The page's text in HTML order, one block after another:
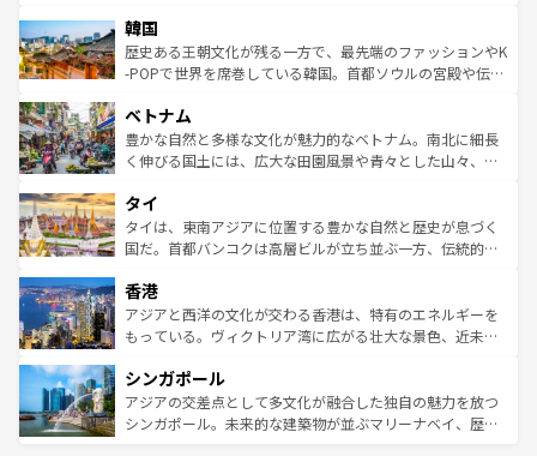
はコンテンツ一覧
いる。アクティビティも充実しており、サーフィンやダイ
ビング、ハイキングなど、アウトドア好きにはたまらな
い。オーストラリアの多彩な魅力を存分に味わいつくそ
参照してほしい。
ン）、静ひつな山岳地帯である台湾東部など、都市の喧騒
と山間の静けさが共存しており、訪れる人に新しい発見と
驚きをもたらしてくれる。また、奥深い台湾の食文化も魅
容にもいいと評判のスイーツなど、バラエティ豊かな料理
が味わえる。 なお、新着の台湾情報は コンテンツ一覧を参
照してほしい。
韓国
歴史ある王朝文化が残る一方で、最先端のファッションやK
-POPで世界を席巻している韓国。首都ソウルの宮殿や伝統
き、地方に足を延ばせば四季折々の自然美を楽しむことが
できる。そして、キムチや焼肉、絶品のストリートフード
まで、さまざまな韓国料理が待っている。夜には、韓国な
リティに包まれながら、韓国の多彩な魅力を心ゆくまで味
わってみてほしい。 なお、新着の韓国情報はコンテンツ一
覧を参照してほしい。
ベトナム
豊かな自然と多様な文化が魅力的なベトナム。南北に細長
く伸びる国土には、広大な田園風景や青々とした山々、世
急速な発展と共に伝統が息づく。ハノイの古い町並みやホ
ーチミン市のフランス統治時代の建物も、独特の雰囲気を
醸し出している。また、バラエティの豊かさとおいしさで
とつ。フォーやバインミー、ベトナムコーヒーなどは、ぜ
ひ現地で味わいたい。どの地域を訪れてもあたたかい人々
が旅行者を迎えてくれるので、きっと忘れられない旅にな
参照してほしい。
タイ
タイは、東南アジアに位置する豊かな自然と歴史が息づく
国だ。首都バンコクは高層ビルが立ち並ぶ一方、伝統的な
の活気が交差している。北部ではチェンマイなどの山岳地
帯で自然と触れ合い、南部ではプーケットやクラビの美し
いビーチでリゾート気分を楽しむことができる。タイ料理
激する。気候は一年中温暖で、どの季節にも異なる楽しみ
が待っている。親しみやすいタイの人々、仏教を中心とし
た文化、そして多様な観光資源が、訪れる旅人を魅了し続
香港
アジアと西洋の文化が交わる香港は、特有のエネルギーを
もっている。ヴィクトリア湾に広がる壮大な景色、近未来
み、どこを訪れても感動するはず。観光スポットが密集し
ており、効率よく見どころを回れるのも魅力。息をのむよ
うな絶景から文化的な体験まで、香港を存分に楽しみ尽く
シンガポール
アジアの交差点として多文化が融合した独自の魅力を放つ
シンガポール。未来的な建築物が並ぶマリーナベイ、歴史